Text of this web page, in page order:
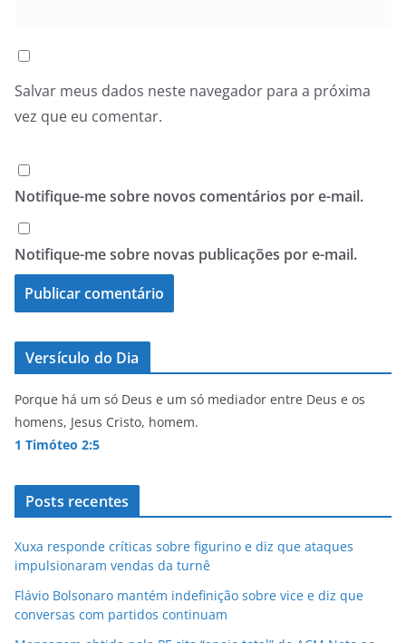
Salvar meus dados neste navegador para a próxima
vez que eu comentar.
Notifique-me sobre novos comentários por e-mail.
Notifique-me sobre novas publicações por e-mail.
Versículo do Dia
Porque há um só Deus e um só mediador entre Deus e os
homens, Jesus Cristo, homem.
1 Timóteo 2:5
Posts recentes
Xuxa responde críticas sobre figurino e diz que ataques
impulsionaram vendas da turnê
Flávio Bolsonaro mantém indefinição sobre vice e diz que
conversas com partidos continuam